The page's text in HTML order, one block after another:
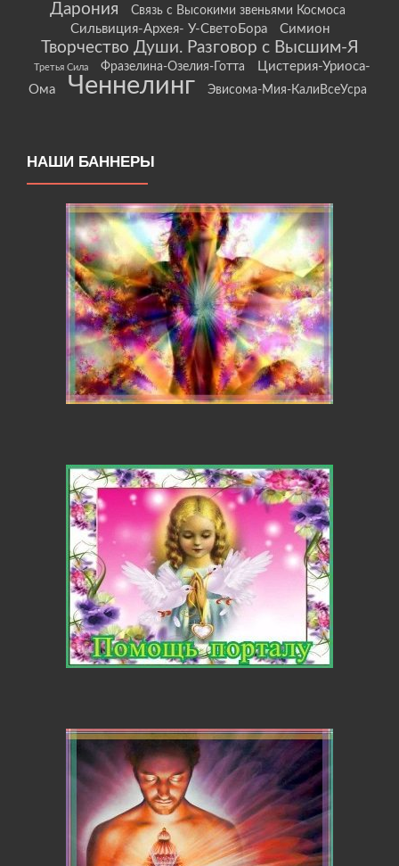
Дарония
Связь с Высокими звеньями Космоса
Сильвиция-Архея- У-СветоБора Симион
Творчество Души. Разговор с Высшим-Я
Третья Сила Фразелина-Озелия-Готта
Цистерия-Уриоса-
Ома
Ченнелинг Эвисома-Мия-КалиВсеУсра
НАШИ БАННЕРЫ